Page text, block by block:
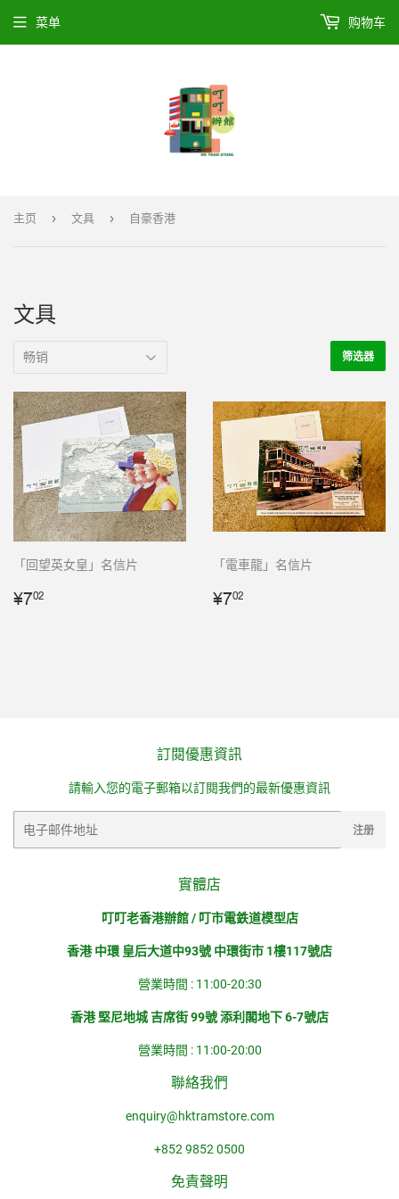
菜单 购物车
主页 › 文具 › 自豪香港
文具
筛选器
「回望英女皇」名信片
常
¥702
「電車龍」名信片
常
¥702
訂閱優惠資訊
請輸入您的電子郵箱以訂閱我們的最新優惠資訊
注册
實體店
叮叮老香港辦館 / 叮市電鉄道模型店
香港 中環 皇后大道中93號 中環街市 1樓117號店
營業時間 : 11:00-20:30
香港 堅尼地城 吉席街 99號 添利閣地下 6-7號店
營業時間 : 11:00-20:00
聯絡我們
enquiry@hktramstore.com
+852 9852 0500
免責聲明